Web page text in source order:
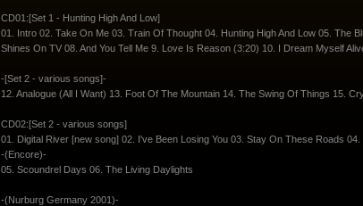
CD01:[Set 1 - Hunting High And Low]
01. Intro 02. Take On Me 03. Train Of Thought 04. Hunting High And Low 05. The
Shines On TV 08. And You Tell Me 9. Love Is Reason (3:20) 10. I Dream Myself
-[Set 2 - various songs]-
12. Analogue (All I Want) 13. Foot Of The Mountain 14. The Swing Of Things 15.
CD02:[Set 2 - various songs]
01. Digital River [new song] 02. I've Been Losing You 03. Stay On These Roads
-(Encore)-
05. Scoundrel Days 06. The Living Daylights
-(Nurburg Germany 2001)-